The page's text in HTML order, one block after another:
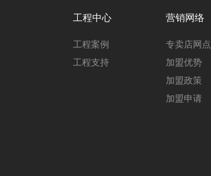
工程中心
工程案例
工程支持
营销网络
专卖店网点
加盟优势
加盟政策
加盟申请